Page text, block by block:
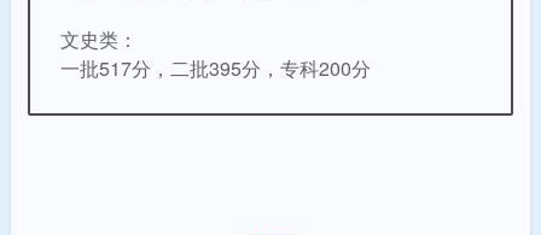
文史类：
一批517分，二批395分，专科200分